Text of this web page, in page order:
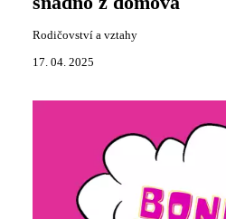
Rodičovství a vztahy
17. 04. 2025